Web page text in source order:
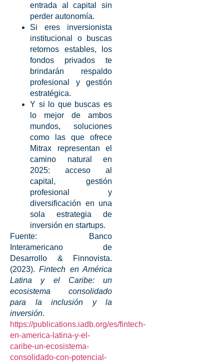
entrada al capital sin
perder autonomía.
Si eres inversionista
institucional o buscas
retornos estables, los
fondos privados te
brindarán respaldo
profesional y gestión
estratégica.
Y si lo que buscas es
lo mejor de ambos
mundos, soluciones
como las que ofrece
Mitrax representan el
camino natural en
2025: acceso al
capital, gestión
profesional y
diversificación en una
sola estrategia de
inversión en startups.
Fuente:
Banco
Interamericano de
Desarrollo & Finnovista.
(2023).Fintech en América
Latina y el Caribe: un
ecosistema consolidado
para la inclusión y la
inversión.
https://publications.iadb.org/es/fintech-
en-america-latina-y-el-
caribe-un-ecosistema-
consolidado-con-potencial-